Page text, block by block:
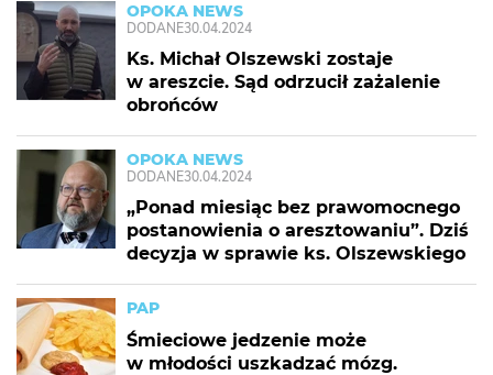
OPOKA NEWS
DODANE30.04.2024
Ks. Michał Olszewski zostaje
w areszcie. Sąd odrzucił zażalenie
obrońców
OPOKA NEWS
DODANE30.04.2024
„Ponad miesiąc bez prawomocnego
postanowienia o aresztowaniu”. Dziś
decyzja w sprawie ks. Olszewskiego
PAP
Śmieciowe jedzenie może
w młodości uszkadzać mózg.